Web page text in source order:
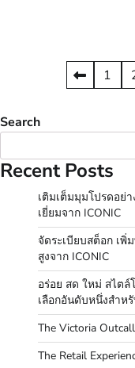
1
Search
Recent Posts
เติมเต็มมุมโปรดอย่
เยี่ยมจาก ICONIC
จัดระเบียบสต็อก เพิ่
สูงจาก ICONIC
อร่อย สด ใหม่ สไตล์
เลือกอันดับหนึ่งสำห
The Victoria
The Retail